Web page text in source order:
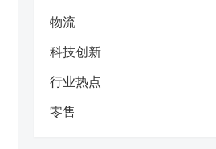
物流
科技创新
行业热点
零售